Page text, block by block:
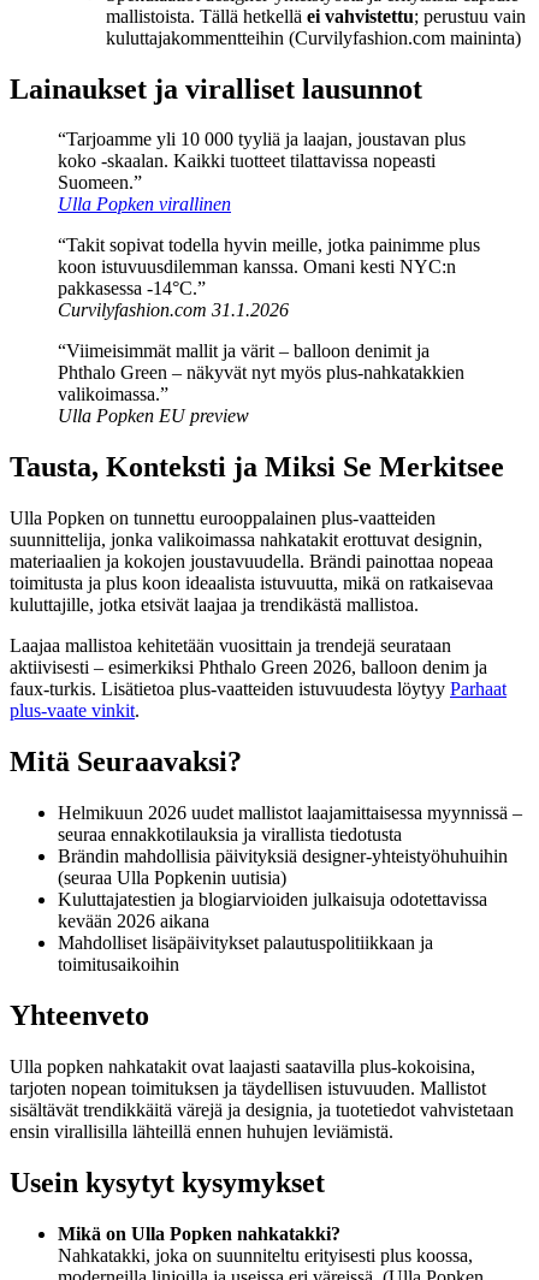
mallistoista. Tällä hetkellä ei vahvistettu; perustuu vain
kuluttajakommentteihin (Curvilyfashion.com maininta)
Lainaukset ja viralliset lausunnot
“Tarjoamme yli 10 000 tyyliä ja laajan, joustavan plus
koko -skaalan. Kaikki tuotteet tilattavissa nopeasti
Suomeen.”
Ulla Popken virallinen
“Takit sopivat todella hyvin meille, jotka painimme plus
koon istuvuusdilemman kanssa. Omani kesti NYC:n
pakkasessa -14°C.”
Curvilyfashion.com 31.1.2026
“Viimeisimmät mallit ja värit – balloon denimit ja
Phthalo Green – näkyvät nyt myös plus-nahkatakkien
valikoimassa.”
Ulla Popken EU preview
Tausta, Konteksti ja Miksi Se Merkitsee
Ulla Popken on tunnettu eurooppalainen plus-vaatteiden
suunnittelija, jonka valikoimassa nahkatakit erottuvat designin,
materiaalien ja kokojen joustavuudella. Brändi painottaa nopeaa
toimitusta ja plus koon ideaalista istuvuutta, mikä on ratkaisevaa
kuluttajille, jotka etsivät laajaa ja trendikästä mallistoa.
Laajaa mallistoa kehitetään vuosittain ja trendejä seurataan
aktiivisesti – esimerkiksi Phthalo Green 2026, balloon denim ja
faux-turkis. Lisätietoa plus-vaatteiden istuvuudesta löytyy Parhaat
plus-vaate vinkit.
Mitä Seuraavaksi?
Helmikuun 2026 uudet mallistot laajamittaisessa myynnissä –
seuraa ennakkotilauksia ja virallista tiedotusta
Brändin mahdollisia päivityksiä designer-yhteistyöhuhuihin
(seuraa Ulla Popkenin uutisia)
Kuluttajatestien ja blogiarvioiden julkaisuja odotettavissa
kevään 2026 aikana
Mahdolliset lisäpäivitykset palautuspolitiikkaan ja
toimitusaikoihin
Yhteenveto
Ulla popken nahkatakit ovat laajasti saatavilla plus-kokoisina,
tarjoten nopean toimituksen ja täydellisen istuvuuden. Mallistot
sisältävät trendikkäitä värejä ja designia, ja tuotetiedot vahvistetaan
ensin virallisilla lähteillä ennen huhujen leviämistä.
Usein kysytyt kysymykset
Mikä on Ulla Popken nahkatakki?
Nahkatakki, joka on suunniteltu erityisesti plus koossa,